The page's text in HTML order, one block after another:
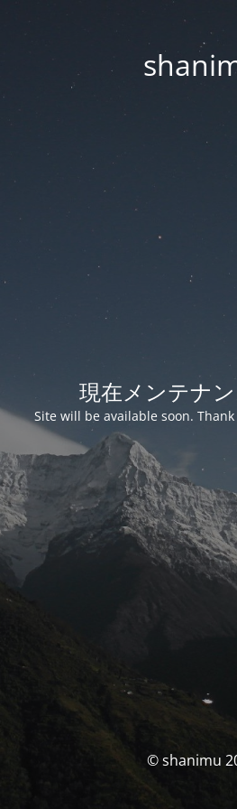
現在メンテナ
Site will be available soon.
© shanimu